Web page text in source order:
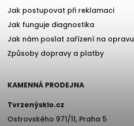
Jak postupovat při reklamaci
Jak funguje diagnostika
Jak nám poslat zařízení na opravu
Způsoby dopravy a platby
KAMENNÁ PRODEJNA
Tvrzenýsklo.cz
Ostrovského 971/11, Praha 5